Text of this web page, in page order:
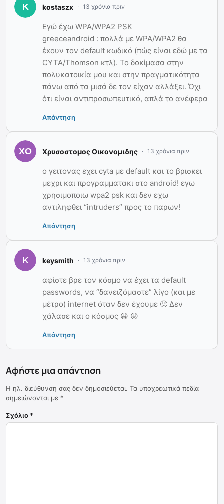
kostaszx 13 χρόνια πριν
Εγώ έχω WPA/WPA2 PSK
greeceandroid : πολλά με WPA/WPA2 θα
έxουν τον default κωδικό (πώς είναι εδώ με τα
CYTA/Thomson κτλ). Το δοκίμασα στην
πολυκατοικία μου και στην πραγματικότητα
πάνω από τα μισά δε τον είχαν αλλάξει. Όχι
ότι είναι αντιπροσωπευτικό, απλά το ανέφερα
Απάντηση
Χρυσοστομος Οικονομιδης 13 χρόνια πριν
ο γειτονας εχει cyta με default και το βρισκει
μεχρι και προγραμματακι στο android! εγω
χρησιμοποιω wpa2 psk και δεν εχω
αντιληφθει “intruders” προς το παρων!
Απάντηση
keysmith 13 χρόνια πριν
αφίστε βρε τον κόσμο να έχει τα default
passwords, να “δανειζόμαστε” λίγο (και με
μέτρο) internet όταν δεν έχουμε 🙂 Δεν
χάλασε και ο κόσμος 😀 😛
Απάντηση
Αφήστε μια απάντηση
Η ηλ. διεύθυνση σας δεν δημοσιεύεται. Τα υποχρεωτικά πεδία
σημειώνονται με *
Σχόλιο *